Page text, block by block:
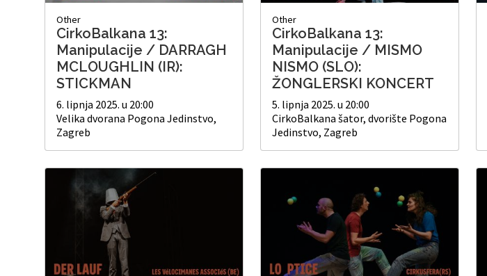
Other
CirkoBalkana 13:
Manipulacije / DARRAGH
MCLOUGHLIN (IR):
STICKMAN
6. lipnja 2025. u 20:00
Velika dvorana Pogona Jedinstvo,
Zagreb
Other
CirkoBalkana 13:
Manipulacije / MISMO
NISMO (SLO):
ŽONGLERSKI KONCERT
5. lipnja 2025. u 20:00
CirkoBalkana šator, dvorište Pogona
Jedinstvo, Zagreb